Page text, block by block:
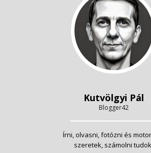
Kutvölgyi Pál
Blogger42
Írni, olvasni, fotózni és
szeretek, számolni